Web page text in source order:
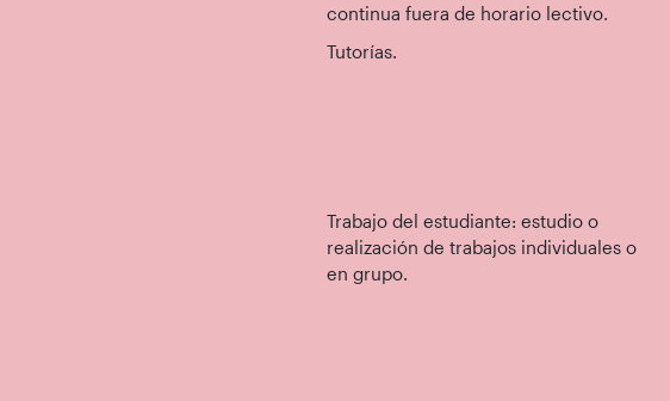
continua fuera de horario lectivo.
Tutorías.
Trabajo del estudiante: estudio o
realización de trabajos individuales o
en grupo.